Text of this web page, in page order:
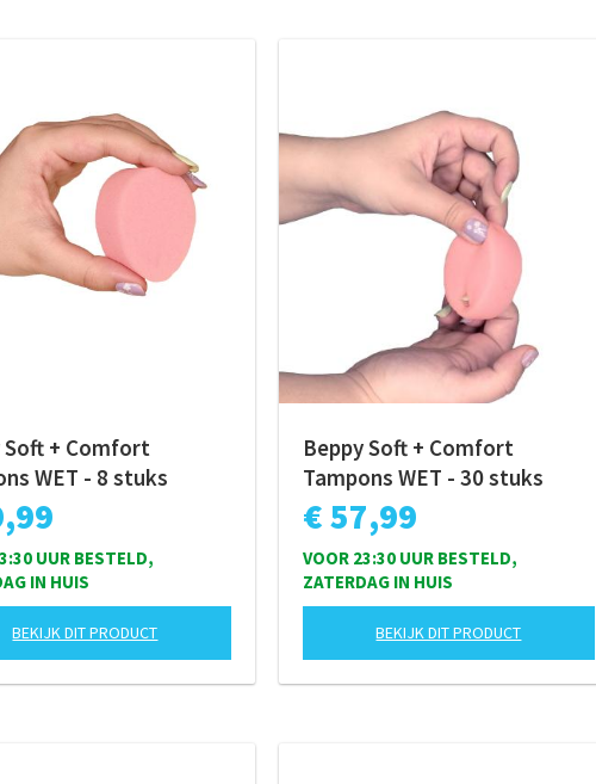
Soft + Comfort
WET - 8 stuks
UUR BESTELD,
IN HUIS
BEKIJK DIT PRODUCT
Beppy Soft + Comfort
Tampons WET - 30 stuks
€ 57,99
VOOR 23:30 UUR BESTELD,
ZATERDAG IN HUIS
BEKIJK DIT PRODUCT